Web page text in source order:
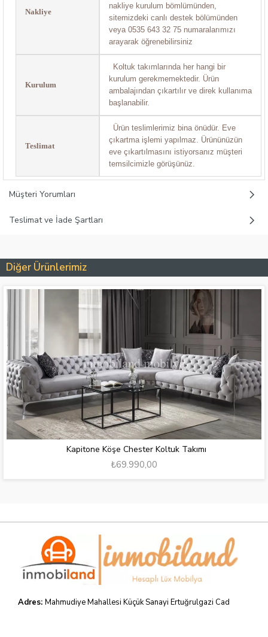
Nakliye
nakliye kurulum bömlümünden,
sitemizdeki canlı destek bölümünden
veya 0535 643 32 75 numaralarımızı
arayarak öğrenebilirsiniz
Kurulum
Koltuk takımlarında her hangi bir
kurulum gerekmemektedir. Ürün
ambalajından çıkartılır ve direk kullanıma
başlanabilir.
Teslimat
Ürün teslimlerimiz bina önüdür. Eve
çıkartma işlemi yapılmaz. Ürününüzün
eve çıkartılmasını istiyorsanız müşteri
temsilcimizle görüşünüz.
Müşteri Yorumları
Teslimat ve İade Şartları
Diğer Ürünlerimiz
Kapitone Köşe Chester Koltuk Takımı
₺69.990,00
Adres: Mahmudiye Mahallesi Küçük Sanayi Ertuğrulgazi Cad